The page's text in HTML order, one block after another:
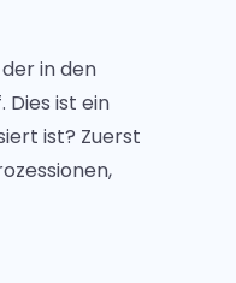
in den
Dies ist ein
ist? Zuerst